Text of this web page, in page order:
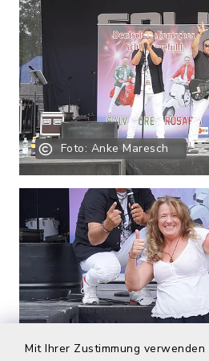
Mit Ihrer Zustimmung
Foto: Anke Maresch